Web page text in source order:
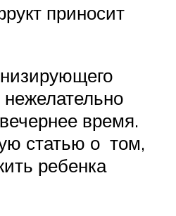
приносит
время.
статью о том,
ребенка